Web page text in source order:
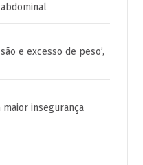
e excesso de peso’,
insegurança